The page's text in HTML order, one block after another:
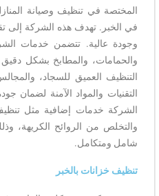
المختصة في تنظيف وصيانة
في الخبر. تهدف هذه الشركة إلى
وجودة عالية. تتضمن خدمات
والحمامات، والمطابخ بشكل
التنظيف العميق للسجاد،
التقنيات والمواد الآمنة لضمان
الشركة خدمات إضافية مثل
والتخلص من الروائح الكريهة،
شامل ومتكامل.
تنظيف خزانات بالخبر